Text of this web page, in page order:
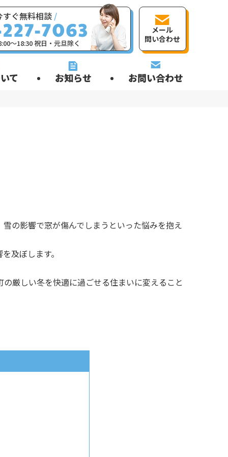
て お知らせ お問い合わせ
すぐ無料相談 /
〜18:30 祝日・元旦除く
メール
問い合わせ
の影響で窓が傷んでしまうといった悩みを抱え
及ぼします。
厳しい冬を快適に過ごせる住まいに変えること